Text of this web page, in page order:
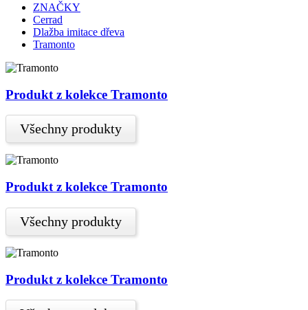
ZNAČKY
Cerrad
Dlažba imitace dřeva
Tramonto
Produkt z kolekce Tramonto
Všechny produkty
Produkt z kolekce Tramonto
Všechny produkty
Produkt z kolekce Tramonto